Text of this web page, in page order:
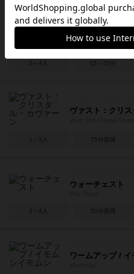
ズーロレット：ダ
2～4人 15～25分
ヴァスト：クリ
1～5人 75分前後
ウォーチェスト
2～4人 30分前後
ワームアップ /